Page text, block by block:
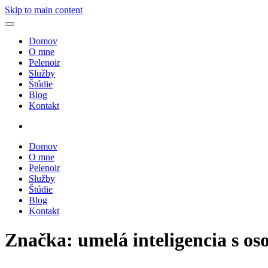
Skip to main content
Domov
O mne
Pelenoir
Služby
Štúdie
Blog
Kontakt
Domov
O mne
Pelenoir
Služby
Štúdie
Blog
Kontakt
Značka: umelá inteligencia s